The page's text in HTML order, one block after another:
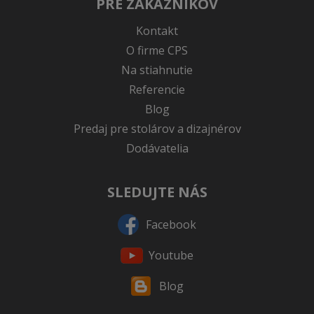
PRE ZÁKAZNÍKOV
Kontakt
O firme CPS
Na stiahnutie
Referencie
Blog
Predaj pre stolárov a dizajnérov
Dodávatelia
SLEDUJTE NÁS
Facebook
Youtube
Blog